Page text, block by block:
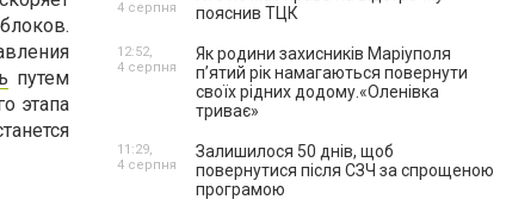
путем
этапа
пояснив ТЦК
4 серпня
Як родини захисників Маріуполя
пʼятий рік намагаються повернути
своїх рідних додому.«Оленівка
триває»
12:52,
4 серпня
Залишилося 50 днів, щоб
повернутися після СЗЧ за спрощеною
програмою
11:29,
4 серпня